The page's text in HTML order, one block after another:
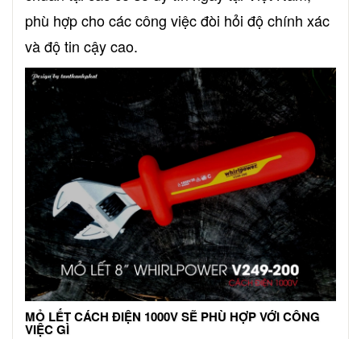
phù hợp cho các công việc đòi hỏi độ chính xác
và độ tin cậy cao.
MỎ LẾT CÁCH ĐIỆN 1000V SẼ PHÙ HỢP VỚI CÔNG
VIỆC GÌ